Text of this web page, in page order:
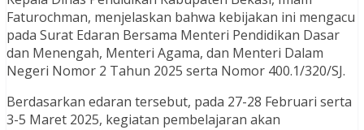
Faturochman, menjelaskan bahwa kebijakan ini mengacu
pada Surat Edaran Bersama Menteri Pendidikan Dasar
dan Menengah, Menteri Agama, dan Menteri Dalam
Negeri Nomor 2 Tahun 2025 serta Nomor 400.1/320/SJ.
Berdasarkan edaran tersebut, pada 27-28 Februari serta
3-5 Maret 2025, kegiatan pembelajaran akan